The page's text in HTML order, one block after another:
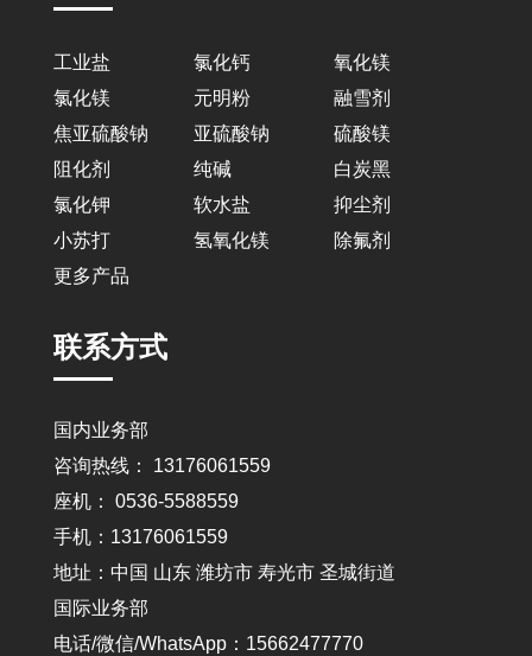
工业盐 氯化钙
氧化镁
氯化镁
元明粉
融雪剂
焦亚硫酸钠
亚硫酸钠
硫酸镁
阻化剂
纯碱
白炭黑
氯化钾
软水盐
抑尘剂
小苏打
氢氧化镁
除氟剂
更多产品
联系方式
国内业务部
咨询热线： 13176061559
座机： 0536-5588559
手机：13176061559
地址：中国 山东 潍坊市 寿光市 圣城街道
国际业务部
电话/微信/WhatsApp：15662477770